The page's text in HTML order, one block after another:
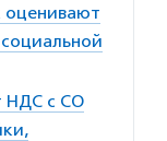
оценивают
НДС с СО